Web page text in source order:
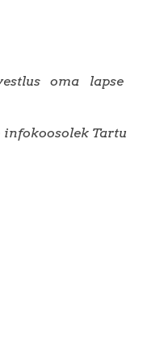
oma lapse
infokoosolek Tartu